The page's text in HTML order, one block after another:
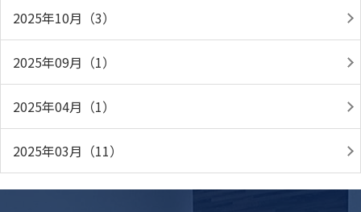
2025年10月（3）
2025年09月（1）
2025年04月（1）
2025年03月（11）